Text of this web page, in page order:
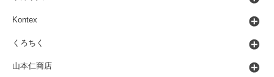
Kontex
くろちく
山本仁商店